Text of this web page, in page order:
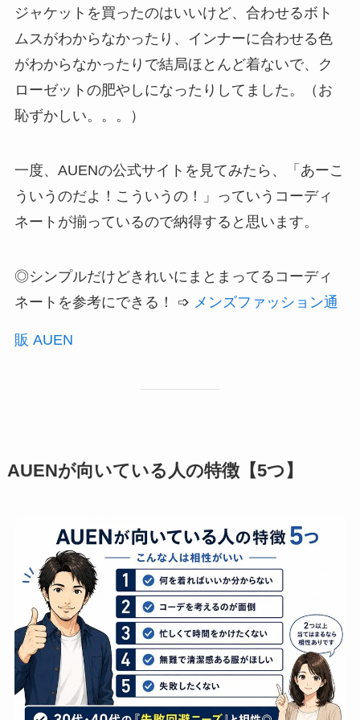
ジャケットを買ったのはいいけど、合わせるボト
ムスがわからなかったり、インナーに合わせる色
がわからなかったりで結局ほとんど着ないで、ク
ローゼットの肥やしになったりしてました。（お
恥ずかしい。。。）
一度、AUENの公式サイトを見てみたら、「あーこ
ういうのだよ！こういうの！」っていうコーディ
ネートが揃っているので納得すると思います。
◎シンプルだけどきれいにまとまってるコーディ
ネートを参考にできる！ ➩ メンズファッション通
販 AUEN
AUENが向いている人の特徴【5つ】